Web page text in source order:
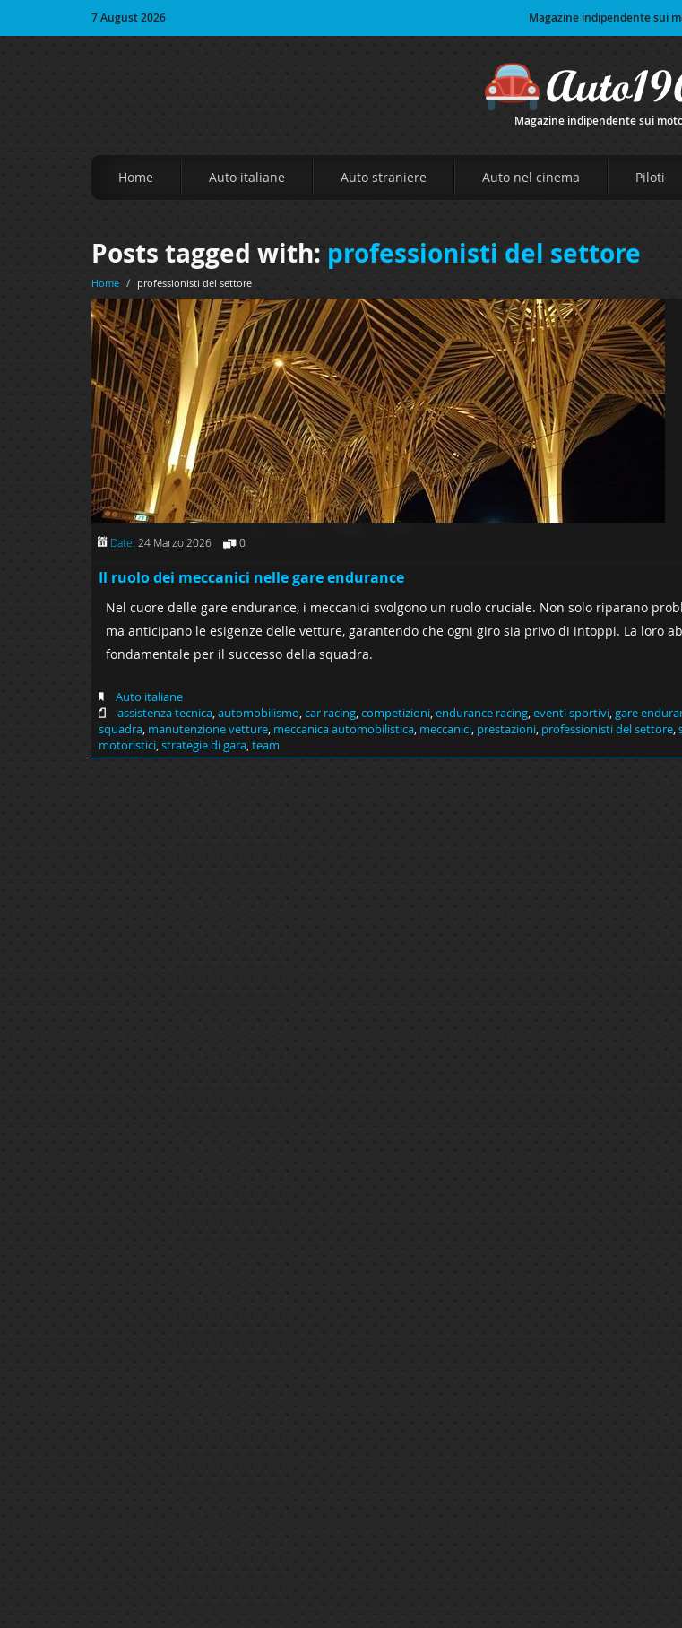
7 August 2026 Magazine indipendente sui
Magazine indipendente sui
Home Auto italiane Auto straniere Auto nel cinema Piloti
Posts tagged with: professionisti del settore
Home / professionisti del settore
Date: 24 Marzo 2026 0
Il ruolo dei meccanici nelle gare endurance
Nel cuore delle gare endurance, i meccanici svolgono un ruolo cruciale. Non solo riparano
ma anticipano le esigenze delle vetture, garantendo che ogni giro sia privo di intoppi. La loro
fondamentale per il successo della squadra.
Auto italiane
assistenza tecnica,automobilismo,car racing,competizioni,endurance racing,eventi sportivi,gare
squadra, manutenzione vetture, meccanica automobilistica, meccanici, prestazioni, professionisti del settore,
motoristici,strategie di gara,team